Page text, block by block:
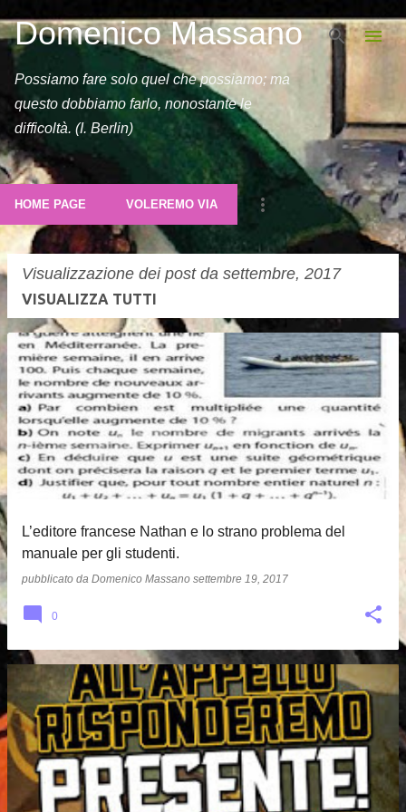
Passa ai contenuti principali
Domenico Massano
Possiamo fare solo quel che possiamo; ma
questo dobbiamo farlo, nonostante le
difficoltà. (I. Berlin)
HOME PAGE VOLEREMO VIA
Visualizzazione dei post da settembre, 2017
VISUALIZZA TUTTI
s
t
L’editore francese Nathan e lo strano problema del
manuale per gli studenti.
pubblicato da Domenico Massano settembre 19, 2017
0